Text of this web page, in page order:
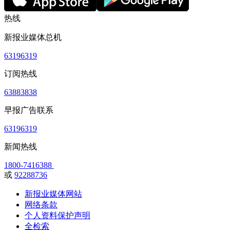
热线
新报业媒体总机
63196319
订阅热线
63883838
早报广告联系
63196319
新闻热线
1800-7416388
或 92288736
新报业媒体网站
网络条款
个人资料保护声明
全检索